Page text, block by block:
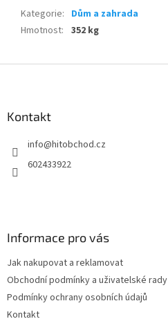
Kategorie: Dům a zahrada
Hmotnost: 352 kg
Kontakt
info@hitobchod.cz
602433922
Informace pro vás
Jak nakupovat a reklamovat
Obchodní podmínky a uživatelské rady
Podmínky ochrany osobních údajů
Kontakt